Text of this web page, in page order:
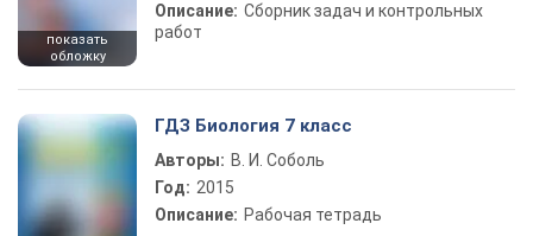
показать
обложку
Описание: Сборник задач и контрольных
работ
ГДЗ Биология 7 класс
Авторы: В. И. Соболь
Год: 2015
Описание: Рабочая тетрадь